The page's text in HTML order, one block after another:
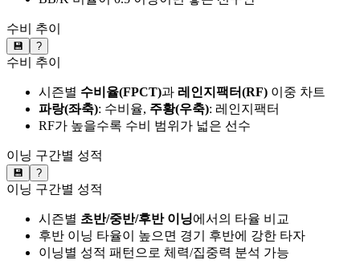
수비 추이
💾 ?
수비 추이
시즌별 수비율(FPCT)과 레인지팩터(RF) 이중 차트
파랑(좌축): 수비율, 주황(우축): 레인지팩터
RF가 높을수록 수비 범위가 넓은 선수
이닝 구간별 성적
💾 ?
이닝 구간별 성적
시즌별 초반/중반/후반 이닝에서의 타율 비교
후반 이닝 타율이 높으면 경기 후반에 강한 타자
이닝별 성적 패턴으로 체력/집중력 분석 가능